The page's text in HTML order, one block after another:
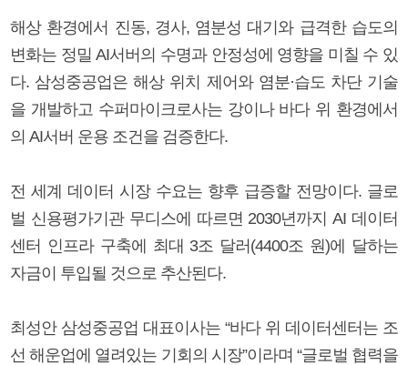
해상 환경에서 진동, 경사, 염분성 대기와 급격한 습도의
변화는 정밀 AI서버의 수명과 안정성에 영향을 미칠 수 있
다. 삼성중공업은 해상 위치 제어와 염분·습도 차단 기술
을 개발하고 수퍼마이크로사는 강이나 바다 위 환경에서
의 AI서버 운용 조건을 검증한다.
전 세계 데이터 시장 수요는 향후 급증할 전망이다. 글로
벌 신용평가기관 무디스에 따르면 2030년까지 AI 데이터
센터 인프라 구축에 최대 3조 달러(4400조 원)에 달하는
자금이 투입될 것으로 추산된다.
최성안 삼성중공업 대표이사는 “바다 위 데이터센터는 조
선 해운업에 열려있는 기회의 시장”이라며 “글로벌 협력을